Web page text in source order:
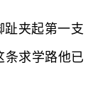
趾夹起第一支
条求学路他已